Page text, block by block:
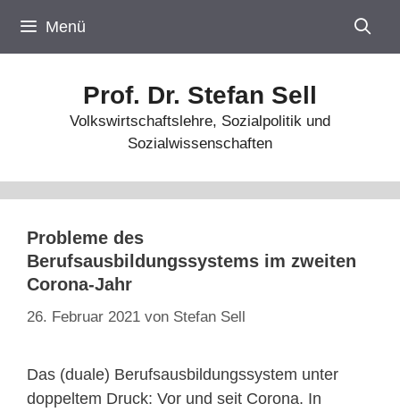
Inhalt
springen
Menü
Prof. Dr. Stefan Sell
Volkswirtschaftslehre, Sozialpolitik und
Sozialwissenschaften
Probleme des
Berufsausbildungssystems im zweiten
Corona-Jahr
26. Februar 2021 von Stefan Sell
Das (duale) Berufsausbildungssystem unter
doppeltem Druck: Vor und seit Corona. In